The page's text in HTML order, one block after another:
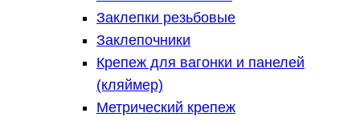
Заклепки резьбовые
Заклепочники
Крепеж для вагонки и панелей
(кляймер)
Метрический крепеж